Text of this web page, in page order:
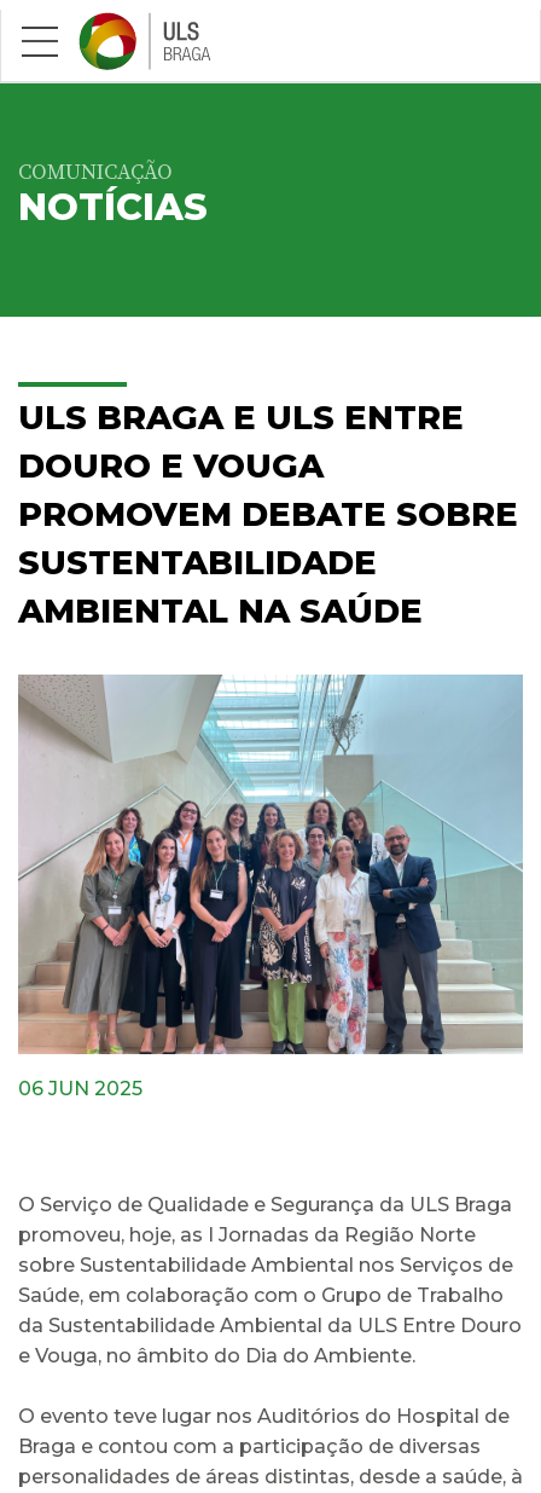
Saltar para conteúdo principal
COMUNICAÇÃO
NOTÍCIAS
ULS BRAGA E ULS ENTRE
DOURO E VOUGA
PROMOVEM DEBATE SOBRE
SUSTENTABILIDADE
AMBIENTAL NA SAÚDE
06 JUN 2025
O Serviço de Qualidade e Segurança da ULS Braga
promoveu, hoje, as I Jornadas da Região Norte
sobre Sustentabilidade Ambiental nos Serviços de
Saúde, em colaboração com o Grupo de Trabalho
da Sustentabilidade Ambiental da ULS Entre Douro
e Vouga, no âmbito do Dia do Ambiente.
O evento teve lugar nos Auditórios do Hospital de
Braga e contou com a participação de diversas
personalidades de áreas distintas, desde a saúde, à